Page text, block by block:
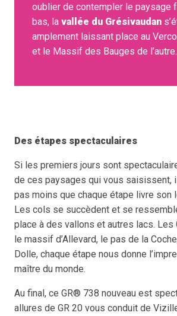
oublier de contempler le paysage
bas, la vallée du Grésivaudan
amplement laissant place au
et le Massif des Bauges de l’autre.
Des étapes spectaculaires
Si les premiers jours sont
de ces paysages qui vous saisissent, il
pas moins que chaque étape livre son
Les cols se succèdent et se
place à des vallons et autres lacs. Les
le massif d’Allevard, le pas de la
Dolle, chaque étape nous donne
maître du monde.
Au final, ce GR® 738 nouveau est
allures de GR 20 vous conduit de